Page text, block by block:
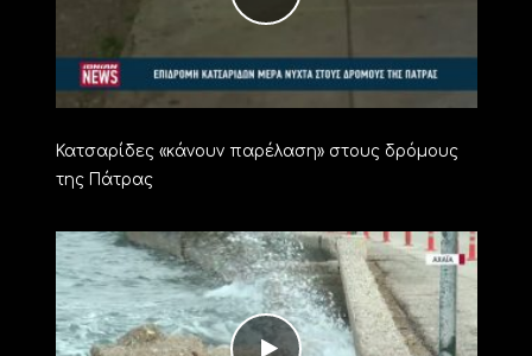
Κατσαρίδες «κάνουν παρέλαση» στους δρόμους
της Πάτρας